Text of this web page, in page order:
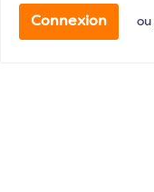
Connexion ou